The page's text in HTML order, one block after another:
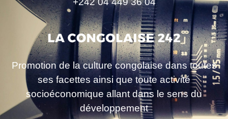
Promotion de la culture congolaise dans toutes
ses facettes ainsi que toute activité
socioéconomique allant dans le sens du
développement